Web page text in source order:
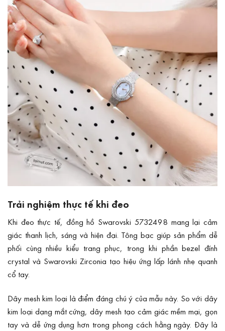
Trải nghiệm thực tế khi đeo
Khi đeo thực tế, đồng hồ Swarovski 5732498 mang lại cảm
giác thanh lịch, sáng và hiện đại. Tông bạc giúp sản phẩm dễ
phối cùng nhiều kiểu trang phục, trong khi phần bezel đính
crystal và Swarovski Zirconia tạo hiệu ứng lấp lánh nhẹ quanh
cổ tay.
Dây mesh kim loại là điểm đáng chú ý của mẫu này. So với dây
kim loại dạng mắt cứng, dây mesh tạo cảm giác mềm mại, gọn
tay và dễ ứng dụng hơn trong phong cách hằng ngày. Đây là